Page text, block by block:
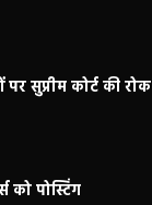
सुप्रीम कोर्ट की रोक
को पोस्टिंग